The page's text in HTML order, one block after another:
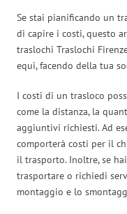
Se stai pianificando un
di capire i costi, questo
traslochi Traslochi
equi, facendo della tua
I costi di un trasloco
come la distanza, la
aggiuntivi richiesti. Ad
comporterà costi per il
il trasporto. Inoltre, se
trasportare o richiedi
montaggio e lo